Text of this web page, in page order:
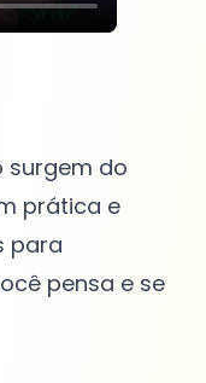
surgem do
prática e
para
pensa e se